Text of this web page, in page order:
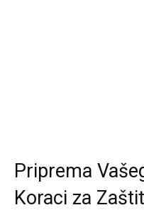
Priprema
Koraci za